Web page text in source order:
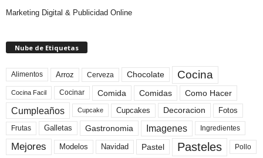
Marketing Digital & Publicidad Online
Nube de Etiquetas
Alimentos Arroz Cerveza Chocolate Cocina
Cocina Facil Cocinar Comida Comidas Como Hacer
Cumpleaños Cupcake Cupcakes Decoracion Fotos
Frutas Galletas Gastronomia Imagenes Ingredientes
Mejores Modelos Navidad Pastel Pasteles Pollo